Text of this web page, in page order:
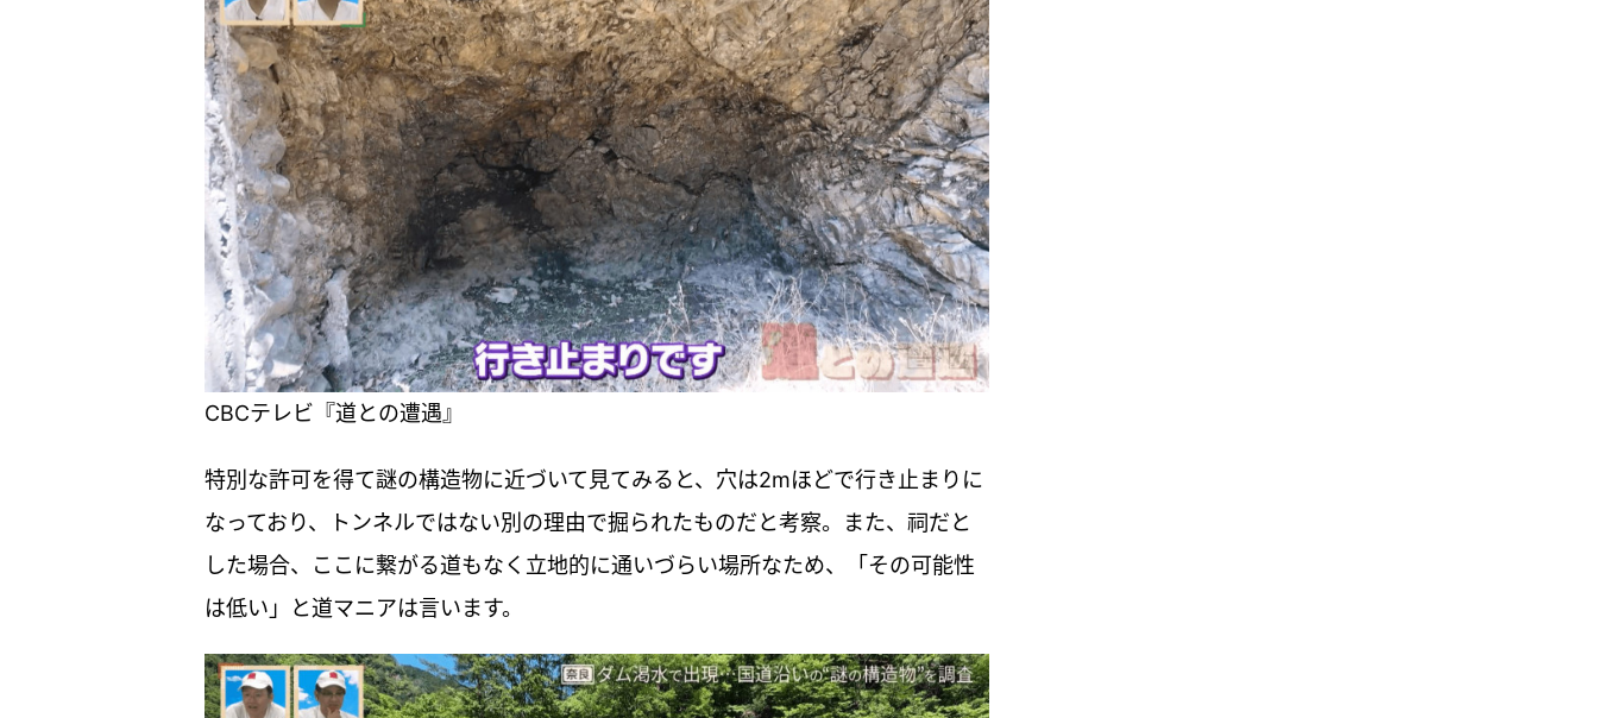
CBCテレビ『道との遭遇』
特別な許可を得て謎の構造物に近づいて見てみると、穴は2mほどで行き止まりに
なっており、トンネルではない別の理由で掘られたものだと考察。また、祠だと
した場合、ここに繋がる道もなく立地的に通いづらい場所なため、「その可能性
は低い」と道マニアは言います。